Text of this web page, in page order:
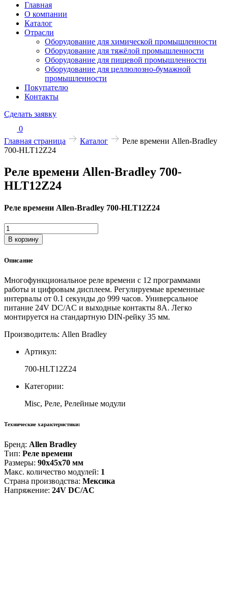
Главная
О компании
Каталог
Отрасли
Оборудование для химической промышленности
Оборудование для тяжёлой промышленности
Оборудование для пищевой промышленности
Оборудование для целлюлозно-бумажной
промышленности
Покупателю
Контакты
Сделать заявку
0
Главная страница
Каталог
Реле времени Allen-Bradley
700-HLT12Z24
Реле времени Allen-Bradley 700-
HLT12Z24
Реле времени Allen-Bradley 700-HLT12Z24
Количество
товара
Реле
Allen-
700-
HLT12Z24
В корзину
Описание
Многофункциональное реле времени с 12 программами
работы и цифровым дисплеем. Регулируемые временные
интервалы от 0.1 секунды до 999 часов. Универсальное
питание 24V DC/AC и выходные контакты 8А. Легко
монтируется на стандартную DIN-рейку 35 мм.
Производитель: Allen Bradley
Артикул:
700-HLT12Z24
Категории:
Misc, Реле, Релейные модули
Технические характеристики:
Бренд: Allen Bradley
Тип: Реле времени
Размеры: 90x45x70 мм
Макс. количество модулей: 1
Страна производства: Мексика
Напряжение: 24V DC/AC